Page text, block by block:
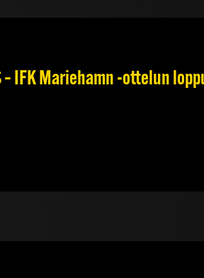
– IFK Mariehamn -ottelun